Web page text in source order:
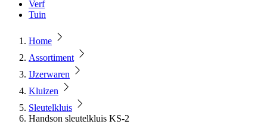
Verf
Tuin
Home
Assortiment
IJzerwaren
Kluizen
Sleutelkluis
Handson sleutelkluis KS-2